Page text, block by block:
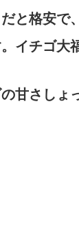
と格安で
イチゴ大
甘さしょ